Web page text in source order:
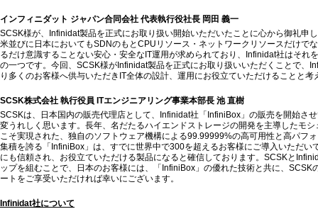
インフィニダット ジャパン合同会社 代表執行役社長 岡田 義一
SCSK様が、Infinidat製品を正式にお取り扱い開始いただいたことに心から御礼申
米並びに日本においてもSDNのもとCPUリソース・ネットワークリソースだけで
るだけ意識することない安心・安全なIT運用が求められており、Infinidat社はそれ
の一つです。今回、SCSK様がInfinidat製品を正式にお取り扱いいただくことで、
り多くのお客様へ供与いただきIT全体の設計、運用にお役立ていただけることと考
SCSK株式会社 執行役員 ITエンジニアリング事業本部長 池 直樹
SCSKは、日本国内の販売代理店として、Infinidat社「InfiniBox」の販売を開始さ
変うれしく思います。長年、名だたるハイエンドストレージの開発を主導したモ
こそ実現された、独自のソフトウェア機構による99.99999%の高可用性と高パフ
集積を誇る「InfiniBox」は、すでに世界中で300を超えるお客様にご導入いただい
にも信頼され、お役立ていただける製品になると確信しております。SCSKと
ップを組むことで、日本のお客様には、「InfiniBox」の優れた技術と共に、SCSK
ートをご享受いただければ幸いにございます。
Infinidat社について